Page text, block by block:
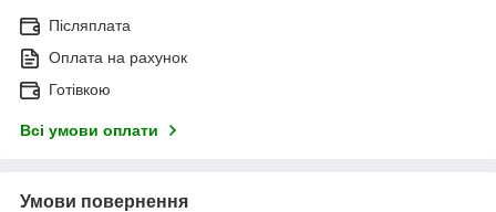
Післяплата
Оплата на рахунок
Готівкою
Всі умови оплати
Умови повернення